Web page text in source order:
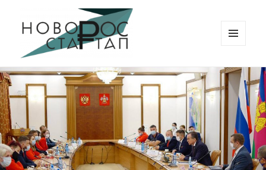
Новорос Стартап
ВИДЖЕТЫ